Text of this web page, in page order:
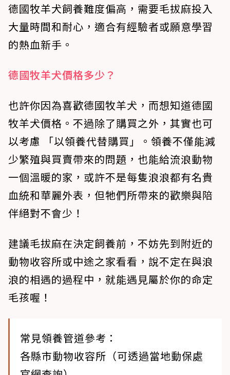
德國牧羊犬飼養難度偏高，需要毛拔麻投入
大量時間和耐心，適合有經驗者或願意學習
的熱血新手。
德國牧羊犬價格多少？
也許你因為喜歡德國牧羊犬，而想知道德國
牧羊犬價格。不過除了購買之外，其實也可
以考慮 「以領養代替購買」。領養不僅能減
少繁殖與買賣帶來的問題，也能給流浪動物
一個溫暖的家，或許不是每隻浪浪都有名貴
血統和華麗外表，但牠們所帶來的歡樂與陪
伴絕對不會少！
建議毛拔麻在決定飼養前，不妨先到附近的
動物收容所或中途之家看看，說不定在與浪
浪的相遇的過程中，就能遇見屬於你的命定
毛孩喔！
常見領養管道參考：
各縣市動物收容所（可透過當地動保處